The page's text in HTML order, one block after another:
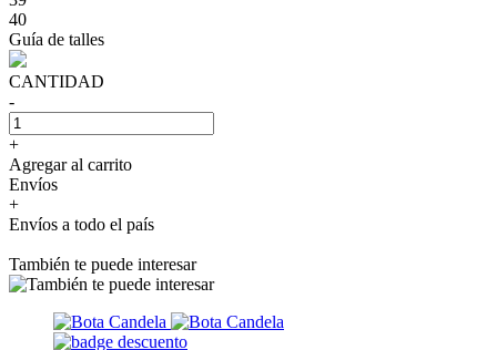
40
Guía de talles
CANTIDAD
-
+
Agregar al carrito
Envíos
+
Envíos a todo el país
También te puede interesar